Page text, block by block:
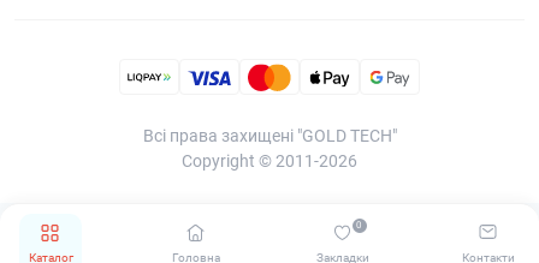
Каталог Головна Закладки
0
Контакти
Всі права захищені "GOLD TECH"
Copyright © 2011-2026